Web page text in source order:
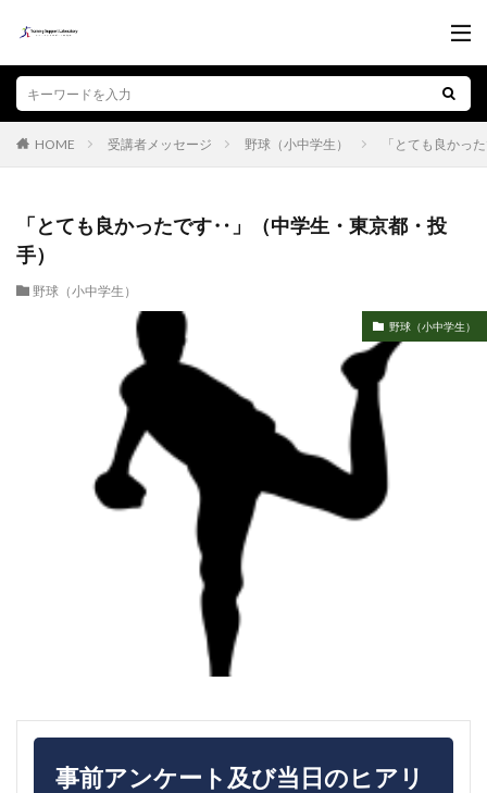
HOME 受講者メッセージ 野球（小中学生） 「とても良かっ
「とても良かったです‥」（中学生・東京都・投
手）
野球（小中学生）
野球（小中学生）
事前アンケート及び当日のヒアリ